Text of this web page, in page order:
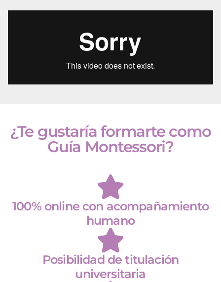
¿Te gustaría formarte como
Guía Montessori?
100% online con acompañamiento
humano
Posibilidad de titulación
universitaria